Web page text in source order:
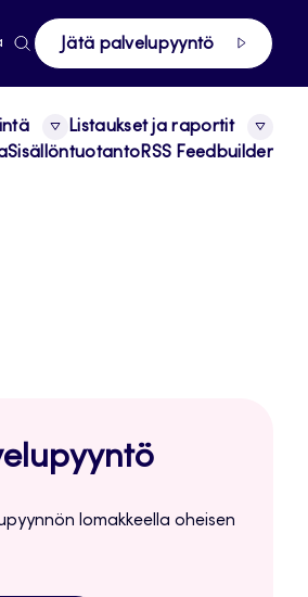
Jätä palvelupyyntö
Listaukset ja raportit
SisällöntuotantoRSS Feedbuilder
lomakkeella oheisen